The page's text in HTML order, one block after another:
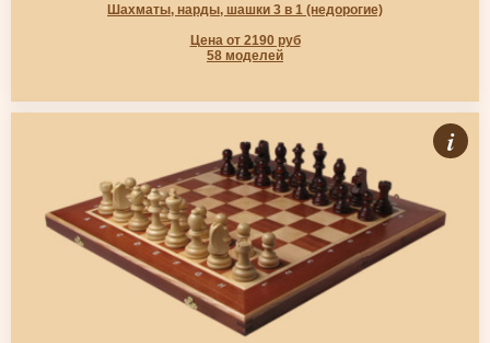
Шахматы, нарды, шашки 3 в 1 (недорогие)
Цена от 2190 руб
58 моделей